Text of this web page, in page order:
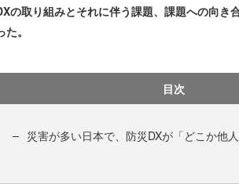
の取り組みとそれに伴う課題、課題への向き
。
目次
災害が多い日本で、防災DXが「どこか他